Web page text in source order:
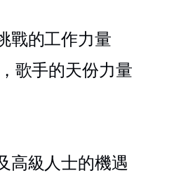
戰的工作力量
歌手的天份力量
高級人士的機遇